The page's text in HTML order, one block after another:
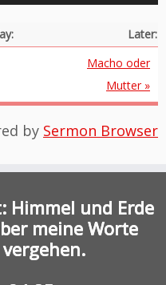
Later:
Macho oder
Mutter »
by Sermon Browser
Himmel und Erde
meine Worte